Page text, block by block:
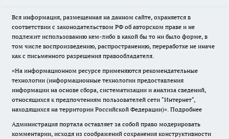
Вся информация, размещенная на данном сайте, охраняется в
соответствии с законодательством РФ об авторском праве и не
подлежит использованию кем-либо в какой бы то ни было форме, в
том числе воспроизведению, распространению, переработке не иначе
как с письменного разрешения правообладателя.
«На информационном ресурсе применяются рекомендательные
технологии (информационные технологии предоставления
информации на основе сбора, систематизации и анализа сведений,
относящихся к предпочтениям пользователей сети "Интернет",
находящихся на территории Российской Федерации)». Подробнее
Администрация портала оставляет за собой право модерировать
комментарии, исходя из соображений сохранения конструктивности